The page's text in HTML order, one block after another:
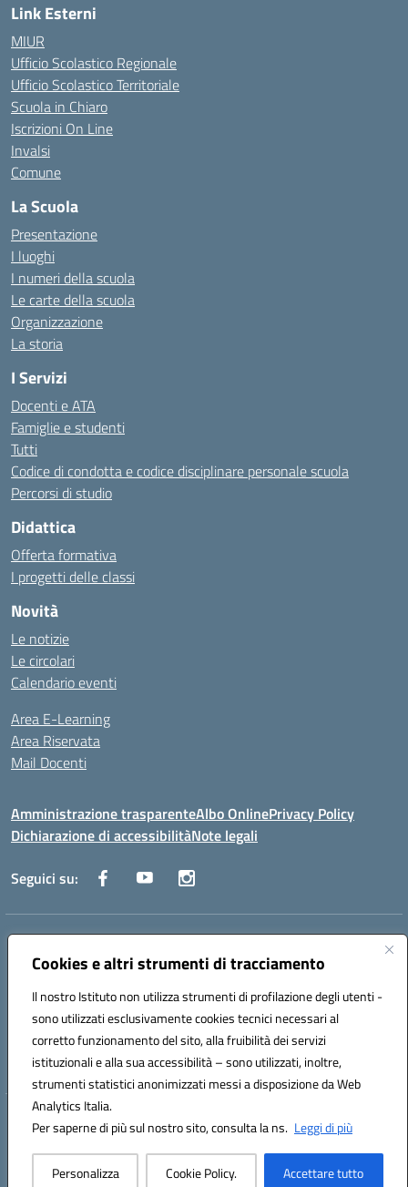
Cookies e altri strumenti di tracciamento
Il nostro Istituto non utilizza strumenti di profilazione degli utenti -
sono utilizzati esclusivamente cookies tecnici necessari al
corretto funzionamento del sito, alla fruibilità dei servizi
istituzionali e alla sua accessibilità – sono utilizzati, inoltre,
strumenti statistici anonimizzati messi a disposizione da Web
Analytics Italia.
Per saperne di più sul nostro sito, consulta la ns. Leggi di più
Personalizza Cookie Policy. Accettare tutto
Link Esterni
MIUR
Ufficio Scolastico Regionale
Ufficio Scolastico Territoriale
Scuola in Chiaro
Iscrizioni On Line
Invalsi
Comune
La Scuola
Presentazione
I luoghi
I numeri della scuola
Le carte della scuola
Organizzazione
La storia
I Servizi
Docenti e ATA
Famiglie e studenti
Tutti
Codice di condotta e codice disciplinare personale scuola
Percorsi di studio
Didattica
Offerta formativa
I progetti delle classi
Novità
Le notizie
Le circolari
Calendario eventi
Area E-Learning
Area Riservata
Mail Docenti
Amministrazione trasparenteAlbo OnlinePrivacy Policy
Dichiarazione di accessibilitàNote legali
Seguici su:
Indirizzo:
Centralino:0885 417864 Email:fgpc180008@istruzione.it
Codice fiscale: 90043150714
Codice meccanografico:
FGPC180008
Codice Indice delle Pubbliche Amministrazioni (IPA): lzcc
Hosting & Powered by 3D Solution S.r.l.
Concept & Design by Designers Italia